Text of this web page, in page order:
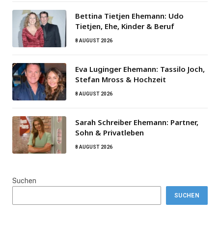
Bettina Tietjen Ehemann: Udo
Tietjen, Ehe, Kinder & Beruf
8 AUGUST 2026
Eva Luginger Ehemann: Tassilo Joch,
Stefan Mross & Hochzeit
8 AUGUST 2026
Sarah Schreiber Ehemann: Partner,
Sohn & Privatleben
8 AUGUST 2026
Suchen
SUCHEN